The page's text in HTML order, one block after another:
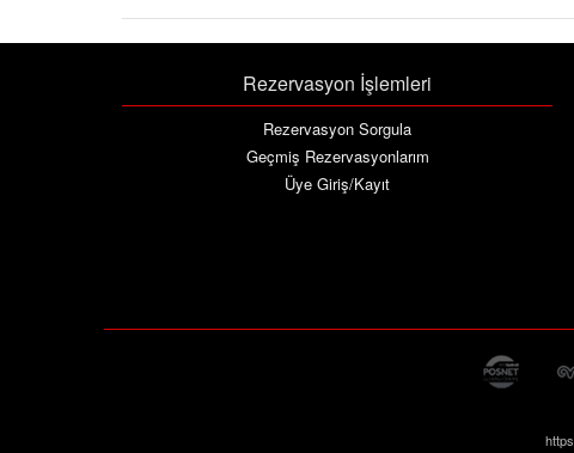
Rezervasyon İşlemleri
Rezervasyon Sorgula
Geçmiş Rezervasyonlarım
Üye Giriş/Kayıt